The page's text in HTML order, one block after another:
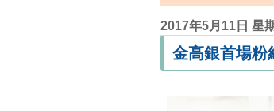
2017年5月11日 星
金高銀首場粉